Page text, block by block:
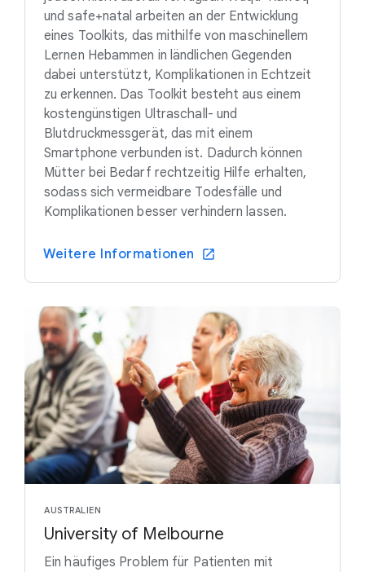
und safe+natal arbeiten an der Entwicklung
eines Toolkits, das mithilfe von maschinellem
Lernen Hebammen in ländlichen Gegenden
dabei unterstützt, Komplikationen in Echtzeit
zu erkennen. Das Toolkit besteht aus einem
kostengünstigen Ultraschall- und
Blutdruckmessgerät, das mit einem
Smartphone verbunden ist. Dadurch können
Mütter bei Bedarf rechtzeitig Hilfe erhalten,
sodass sich vermeidbare Todesfälle und
Komplikationen besser verhindern lassen.
Weitere Informationen
AUSTRALIEN
University of Melbourne
Ein häufiges Problem für Patienten mit